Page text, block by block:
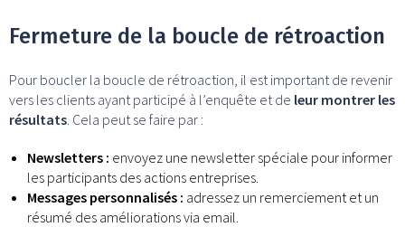
Fermeture de la boucle de rétroaction
Pour boucler la boucle de rétroaction, il est important de revenir
vers les clients ayant participé à l’enquête et de leur montrer les
résultats . Cela peut se faire par :
Newsletters : envoyez une newsletter spéciale pour informer
les participants des actions entreprises.
Messages personnalisés : adressez un remerciement et un
résumé des améliorations via email.